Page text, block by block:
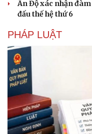
Ấn Độ xác nhận
đấu thế hệ thứ 6
PHÁP LUẬT